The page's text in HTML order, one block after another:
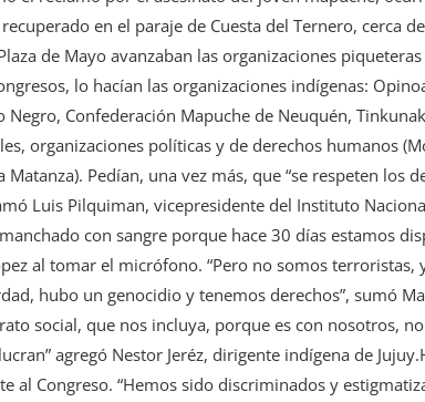
en el paraje de Cuesta del Ternero, cerca
de Mayo avanzaban las organizaciones
lo hacían las organizaciones indígenas:
Negro, Confederación Mapuche de Neuquén,
organizaciones políticas y de derechos humanos
Matanza). Pedían, una vez más, que “se respeten los
Luis Pilquiman, vicepresidente del Instituto
con sangre porque hace 30 días estamos
al tomar el micrófono. “Pero no somos terroristas,
hubo un genocidio y tenemos derechos”, sumó
social, que nos incluya, porque es con nosotros,
agregó Nestor Jeréz, dirigente indígena de
al Congreso. “Hemos sido discriminados y